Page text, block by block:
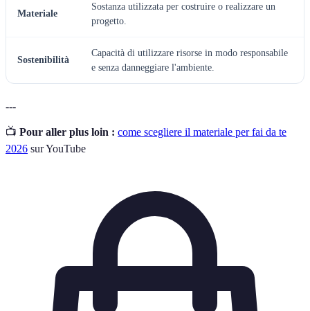
Materiale
Sostanza utilizzata per costruire o realizzare un
progetto.
Sostenibilità
Capacità di utilizzare risorse in modo responsabile
e senza danneggiare l'ambiente.
---
📺 Pour aller plus loin : come scegliere il materiale per fai da te
2026 sur YouTube